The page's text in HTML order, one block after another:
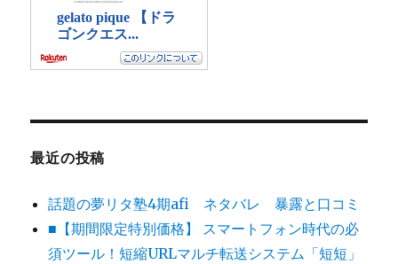
最近の投稿
話題の夢リタ塾4期afi ネタバレ 暴露と口コミ
■【期間限定特別価格】 スマートフォン時代の必
須ツール！短縮URLマルチ転送システム「短短」